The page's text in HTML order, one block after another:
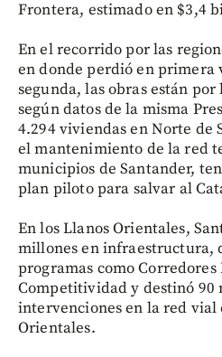
Frontera, estimado en $3,4
En el recorrido por las
en donde perdió en primera
segunda, las obras están por
según datos de la misma
4.294 viviendas en Norte de
el mantenimiento de la red
municipios de Santander,
plan piloto para salvar al
En los Llanos Orientales,
millones en infraestructura,
programas como
Competitividad y destinó 90
intervenciones en la red vial
Orientales.